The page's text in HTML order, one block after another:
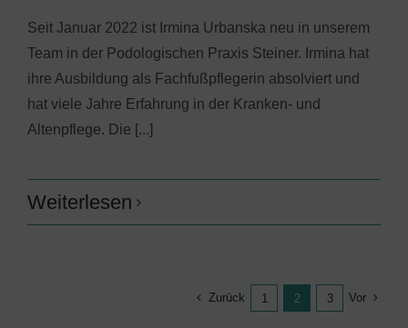
Seit Januar 2022 ist Irmina Urbanska neu in unserem
Team in der Podologischen Praxis Steiner. Irmina hat
ihre Ausbildung als Fachfußpflegerin absolviert und
hat viele Jahre Erfahrung in der Kranken- und
Altenpflege. Die [...]
Weiterlesen
Zurück 1 2 3 Vor